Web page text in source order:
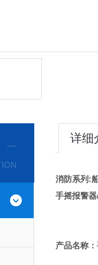
详细
消防系列:
手摇报警
产品名称